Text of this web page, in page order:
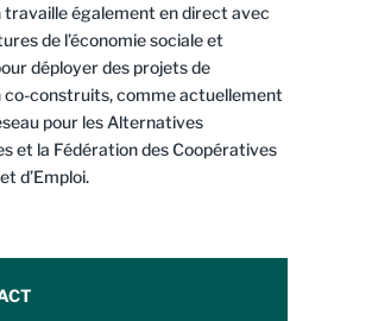
également en direct avec
de l’économie sociale et
déployer des projets de
construits, comme actuellement
pour les Alternatives
et la Fédération des Coopératives
d’Emploi.